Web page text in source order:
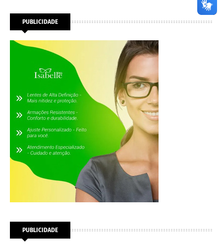
PUBLICIDADE
PUBLICIDADE